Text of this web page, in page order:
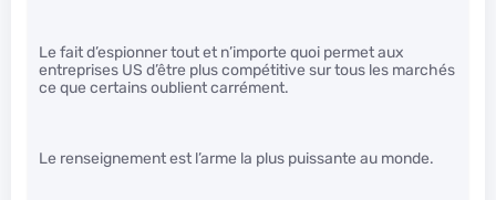
Le fait d’espionner tout et n’importe quoi permet aux
entreprises US d’être plus compétitive sur tous les marchés
ce que certains oublient carrément.
Le renseignement est l’arme la plus puissante au monde.